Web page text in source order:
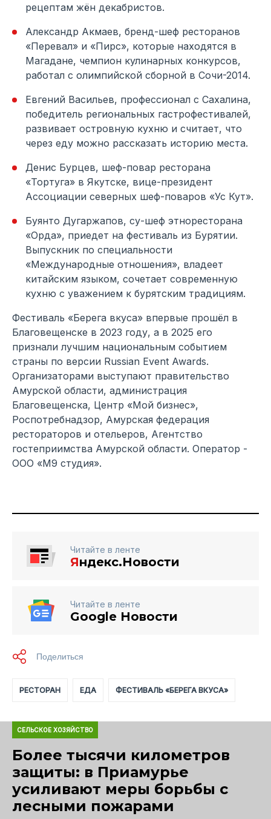
рецептам жён декабристов.
Александр Акмаев, бренд-шеф ресторанов
«Перевал» и «Пирс», которые находятся в
Магадане, чемпион кулинарных конкурсов,
работал с олимпийской сборной в Сочи-2014.
Евгений Васильев, профессионал с Сахалина,
победитель региональных гастрофестивалей,
развивает островную кухню и считает, что
через еду можно рассказать историю места.
Денис Бурцев, шеф-повар ресторана
«Тортуга» в Якутске, вице-президент
Ассоциации северных шеф-поваров «Ус Кут».
Буянто Дугаржапов, су-шеф этноресторана
«Орда», приедет на фестиваль из Бурятии.
Выпускник по специальности
«Международные отношения», владеет
китайским языком, сочетает современную
кухню с уважением к бурятским традициям.
Фестиваль «Берега вкуса» впервые прошёл в
Благовещенске в 2023 году, а в 2025 его
признали лучшим национальным событием
страны по версии Russian Event Awards.
Организаторами выступают правительство
Амурской области, администрация
Благовещенска, Центр «Мой бизнес»,
Роспотребнадзор, Амурская федерация
рестораторов и отельеров, Агентство
гостеприимства Амурской области. Оператор -
ООО «М9 студия».
Читайте в ленте
Яндекс.Новости
Читайте в ленте
Google Новости
РЕСТОРАН ЕДА ФЕСТИВАЛЬ «БЕРЕГА ВКУСА»
СЕЛЬСКОЕ ХОЗЯЙСТВО
Более тысячи километров
защиты: в Приамурье
усиливают меры борьбы с
лесными пожарами